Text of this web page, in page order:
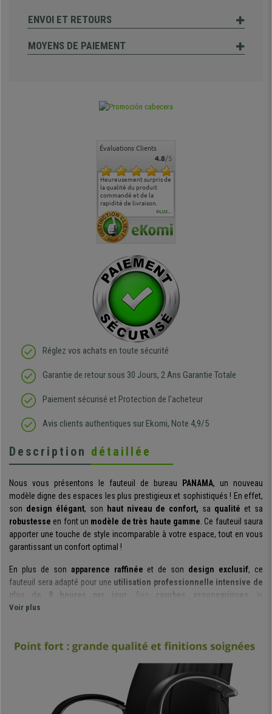
ENVOI ET RETOURS
MOYENS DE PAIEMENT
Évaluations Clients
4.8/5
Heureusement surpris de
la qualité du produit
commandé et de la
rapidité de livraison.
de l'aménagement et ne
regrette pas mon achat.
PLUS...
Réglez vos achats en toute sécurité
Garantie de retour sous 30 Jours, 2 Ans Garantie Totale
Paiement sécurisé et Protection de l'acheteur
Avis clients authentiques sur Ekomi, Note 4,9/5
Description détaillée
Nous vous présentons le fauteuil de bureau PANAMA, un nouveau
modèle digne des espaces les plus prestigieux et sophistiqués ! En effet,
son design élégant, son haut niveau de confort, sa qualité et sa
robustesse en font un modèle de très haute gamme. Ce fauteuil saura
apporter une touche de style incomparable à votre espace, tout en vous
garantissant un confort optimal !
En plus de son apparence raffinée et de son design exclusif, ce
fauteuil sera adapté pour une utilisation professionnelle intensive de
plus de 8 heures par jour
. Ses courbes ergonomiques
, le
rembourrage haute densité (50 kg/m³)
Ce modèle présente des dimensions assez amples,
et conviendra donc
personnes de grande taille . Les personnes de taille
moyennes sauront également apprécier
l’espace offertpar ce fauteuil,
leur garantissant ainsi uneplus grande liberté de mouvements
dossier est haut et présente un
appui-tête intégré de forme
Voir plus